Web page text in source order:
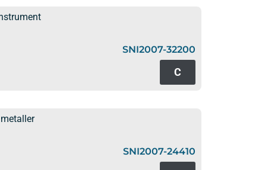
SNI2007-32200
C
SNI2007-24410